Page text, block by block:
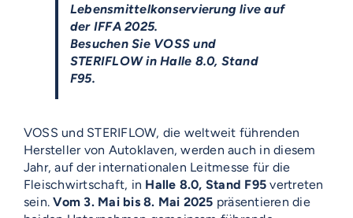
VOSS und STERIFLOW, die weltweit führenden
Hersteller von Autoklaven, werden auch in diesem
Jahr, auf der internationalen Leitmesse für die
Fleischwirtschaft, in Halle 8.0, Stand F95 vertreten
sein.Vom 3. Mai bis 8. Mai 2025 präsentieren die
Lebensmittelkonservierung live auf
der IFFA 2025.
Besuchen Sie VOSS und
STERIFLOW in Halle 8.0, Stand
F95.